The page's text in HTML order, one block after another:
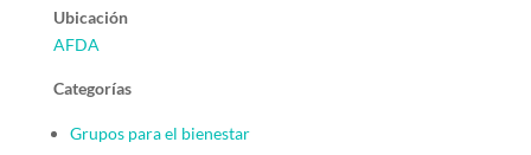
Ubicación
AFDA
Categorías
Grupos para el bienestar